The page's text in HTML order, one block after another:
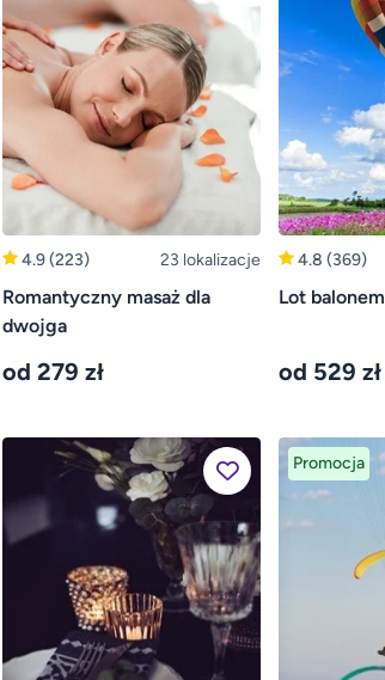
4.9(223) 23 lokalizacje
Romantyczny masaż dla
dwojga
od 279 zł
4.8 (369)
Lot balonem
od 529 zł
Promocja